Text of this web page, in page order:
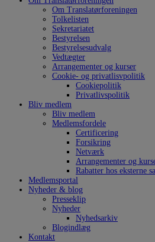
Om Translatørforeningen
Tolkelisten
Sekretariatet
Bestyrelsen
Bestyrelsesudvalg
Vedtægter
Arrangementer og kurser
Cookie- og privatlisvpolitik
Cookiepolitik
Privatlivspolitik
Bliv medlem
Bliv medlem
Medlemsfordele
Certificering
Forsikring
Netværk
Arrangementer og
Rabatter hos eksterne
Medlemsportal
Nyheder & blog
Presseklip
Nyheder
Nyhedsarkiv
Blogindlæg
Kontakt